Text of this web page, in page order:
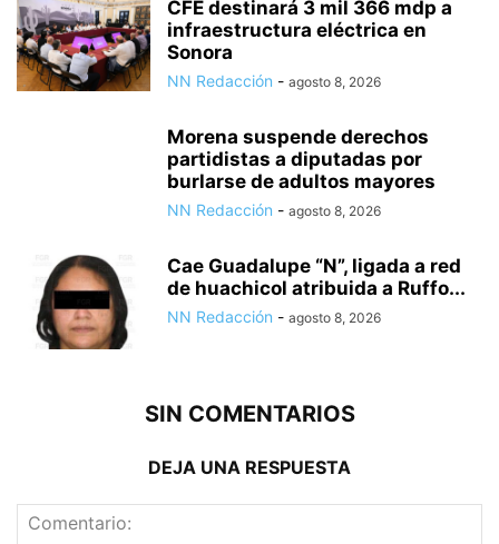
CFE destinará 3 mil 366 mdp a
infraestructura eléctrica en
Sonora
NN Redacción - agosto 8, 2026
Morena suspende derechos
partidistas a diputadas por
burlarse de adultos mayores
NN Redacción - agosto 8, 2026
Cae Guadalupe “N”, ligada a red
de huachicol atribuida a Ruffo...
NN Redacción - agosto 8, 2026
SIN COMENTARIOS
DEJA UNA RESPUESTA